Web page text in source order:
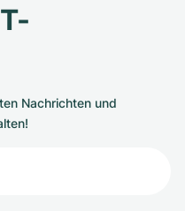
Nachrichten und